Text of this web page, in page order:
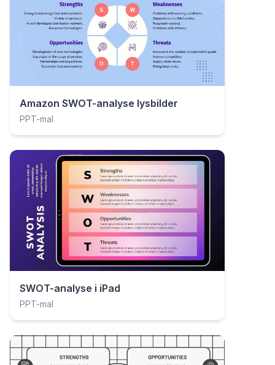
Amazon SWOT-analyse lysbilder
PPT-mal
SWOT-analyse i iPad
PPT-mal